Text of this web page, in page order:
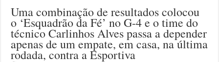
Uma combinação de resultados colocou
o ‘Esquadrão da Fé’ no G-4 e o time do
técnico Carlinhos Alves passa a depender
apenas de um empate, em casa, na última
rodada, contra a Esportiva